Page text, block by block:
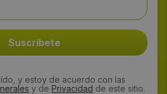
y estoy de acuerdo con las
y de Privacidad de este sitio.